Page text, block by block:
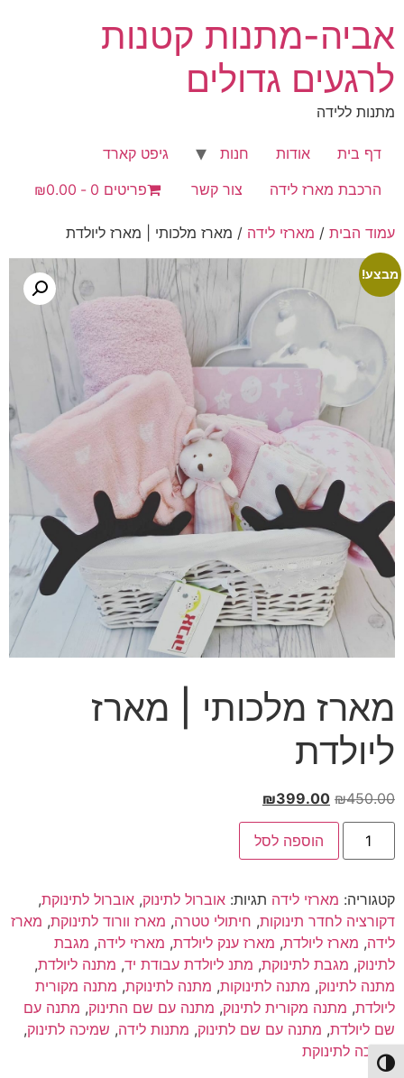
הפעל/כבה ניגודיות גבוהה
לתוכן
אביה-מתנות קטנות
לרגעים גדולים
מתנות ללידה
דף בית אודות חנות
גיפט קארד
הרכבת מארז לידה
צור קשר פריטים 0 ₪0.00
עמוד הבית / מארזי לידה / מארז מלכותי | מארז ליולדת
מבצע!
מארז מלכותי | מארז
ליולדת
₪450.00
המחיר
המקורי
היה:
₪450.00.
₪399.00
הנוכחי
הוא:
₪399.00.
כמות
מארז
מארז
ליולדת
הוספה לסל
קטגוריה: מארזי לידה תגיות: אוברול לתינוק, אוברול לתינוקת,
דקורציה לחדר תינוקות, חיתולי טטרה, מארז וורוד לתינוקת, מארז
לידה, מארז ליולדת, מארז ענק ליולדת, מארזי לידה, מגבת
לתינוק, מגבת לתינוקת, מתנ ליולדת עבודת יד, מתנה ליולדת,
מתנה לתינוק, מתנה לתינוקות, מתנה לתינוקת, מתנה מקורית
ליולדת, מתנה מקורית לתינוק, מתנה עם שם התינוק, מתנה עם
שם ליולדת, מתנה עם שם לתינוק, מתנות לידה, שמיכה לתינוק,
שמיכה לתינוקת